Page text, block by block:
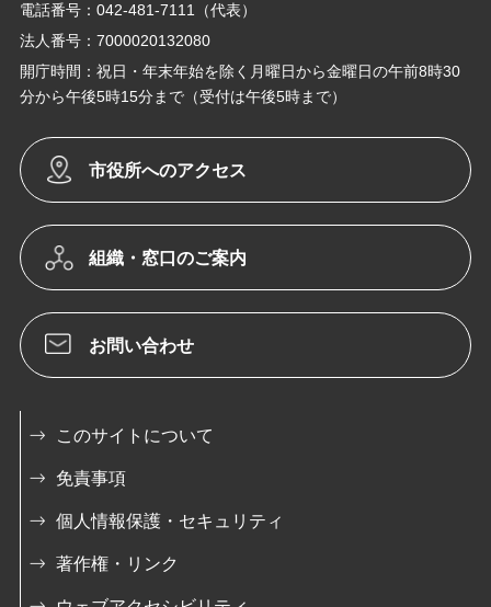
電話番号：042-481-7111（代表）
法人番号：7000020132080
開庁時間：祝日・年末年始を除く月曜日から金曜日の午前8時30
分から午後5時15分まで（受付は午後5時まで）
市役所へのアクセス
組織・窓口のご案内
お問い合わせ
このサイトについて
免責事項
個人情報保護・セキュリティ
著作権・リンク